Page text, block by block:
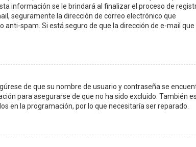
información se le brindará al finalizar el proceso de
seguramente la dirección de correo electrónico que
spam. Si está seguro de que la dirección de e-mail que
de que su nombre de usuario y contraseña se
para asegurarse de que no ha sido excluido. También es
en la programación, por lo que necesitaría ser reparado.